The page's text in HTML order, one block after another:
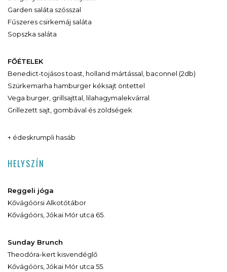
Garden saláta szósszal
Fűszeres csirkemáj saláta
Sopszka saláta
FŐÉTELEK
Benedict-tojásos toast, holland mártással, baconnel (2db)
Szürkemarha hamburger kéksajt öntettel
Vega burger, grillsajttal, lilahagymalekvárral
Grillezett sajt, gombával és zöldségek
+ édeskrumpli hasáb
HELYSZÍN
Reggeli jóga
Kővágóörsi Alkotótábor
Kővágóörs, Jókai Mór utca 65.
Sunday Brunch
Theodóra-kert kisvendéglő
Kővágóörs, Jókai Mór utca 55.